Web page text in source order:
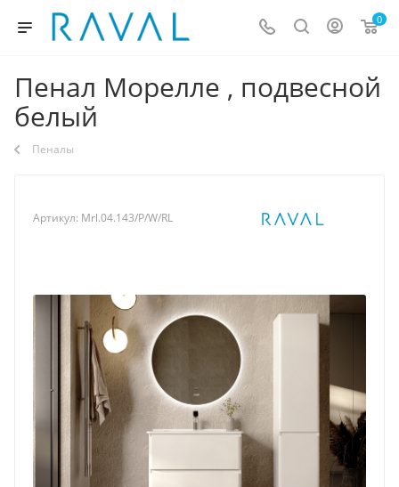
0
Пенал Морелле , подвесной
белый
Пеналы
Артикул: Mrl.04.143/P/W/RL